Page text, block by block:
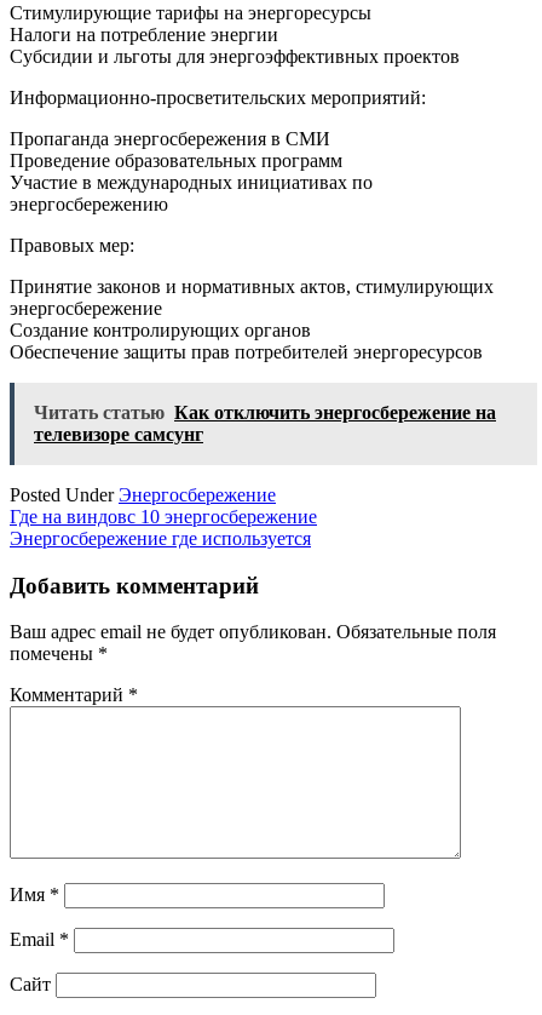
Стимулирующие тарифы на энергоресурсы
Налоги на потребление энергии
Субсидии и льготы для энергоэффективных проектов
Информационно-просветительских мероприятий:
Пропаганда энергосбережения в СМИ
Проведение образовательных программ
Участие в международных инициативах по
энергосбережению
Правовых мер:
Принятие законов и нормативных актов, стимулирующих
энергосбережение
Создание контролирующих органов
Обеспечение защиты прав потребителей энергоресурсов
Читать статью Как отключить энергосбережение на
телевизоре самсунг
Posted UnderЭнергосбережение
Навигация
по
записям
Где на виндовс 10 энергосбережение
Энергосбережение где используется
Добавить комментарий
Ваш адрес email не будет опубликован. Обязательные поля
помечены *
Комментарий *
Имя *
Email *
Сайт